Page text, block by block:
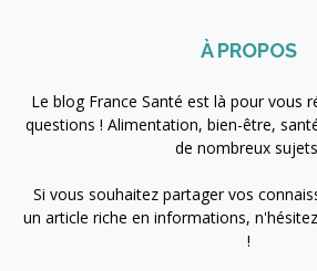
À PROPOS
Le blog France Santé est là pour vous
questions ! Alimentation, bien-être,
de nombreux
Si vous souhaitez partager vos
un article riche en informations,
!